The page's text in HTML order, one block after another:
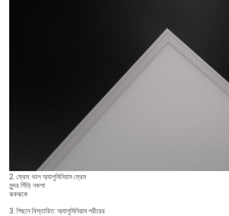
2. ফ্রেম: ভাল অ্যালুমিনিয়াম ফ্রেম
সুন্দর সিঁড়ি নকশা
ঝকঝকে
3. পিছনে বিস্তারিত: অ্যালুমিনিয়াম শরীরের